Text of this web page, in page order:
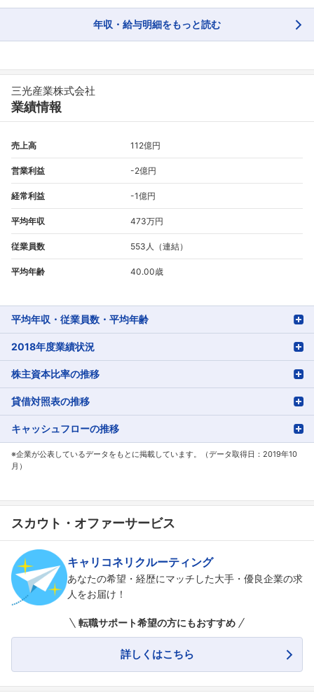
フォローしました
こちらの企業もフォローしませんか？
年収・給与明細をもっと読む
三光産業株式会社
業績情報
売上高 112億円
営業利益 -2億円
経常利益 -1億円
平均年収 473万円
従業員数 553人（連結）
平均年齢 40.00歳
平均年収・従業員数・平均年齢
2018年度業績状況
株主資本比率の推移
貸借対照表の推移
キャッシュフローの推移
※企業が公表しているデータをもとに掲載しています。（データ取得日：2019年10
月）
スカウト・オファーサービス
キャリコネリクルーティング
あなたの希望・経歴にマッチした大手・優良企業の求
人をお届け！
転職サポート希望の方にもおすすめ
詳しくはこちら